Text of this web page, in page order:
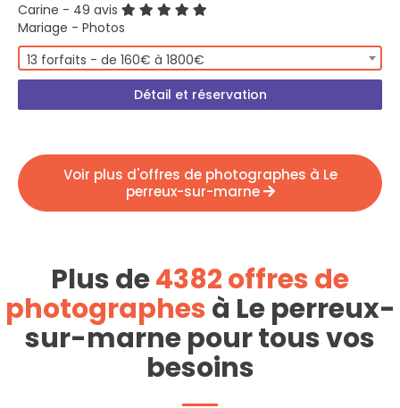
Carine - 49 avis
Mariage - Photos
13 forfaits - de 160€ à 1800€
Détail et réservation
Voir plus d'offres de photographes à Le
perreux-sur-marne
Plus de4382 offres de
photographesà Le perreux-
sur-marne pour tous vos
besoins